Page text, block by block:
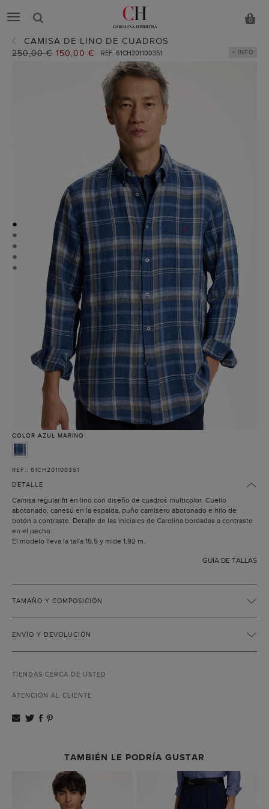
0
CAMISA DE LINO DE CUADROS
Precio
250,00 € Precio
150,00 € REF. 61CH201100351 + INFO
●
●
●
●
●
COLOR AZUL MARINO
REF.: 61CH201100351
DETALLE
Camisa regular fit en lino con diseño de cuadros multicolor. Cuello
abotonado, canesú en la espalda, puño camisero abotonado e hilo de
botón a contraste. Detalle de las iniciales de Carolina bordadas a contraste
en el pecho.
El modelo lleva la talla 15,5 y mide 1,92 m.
GUÍA DE TALLAS
TAMAÑO Y COMPOSICIÓN
ENVÍO Y DEVOLUCIÓN
TIENDAS CERCA DE USTED
ATENCIÓN AL CLIENTE
TAMBIÉN LE PODRÍA GUSTAR